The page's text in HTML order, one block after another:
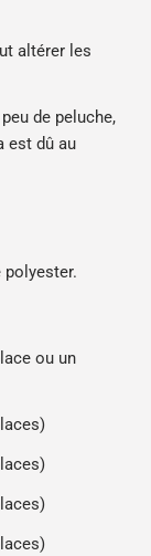
altérer les
de peluche,
est dû au
polyester.
ou un